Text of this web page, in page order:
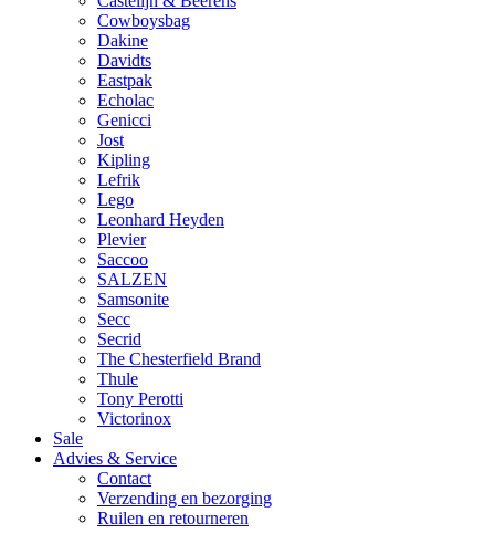
Cowboysbag
Dakine
Davidts
Eastpak
Echolac
Genicci
Jost
Kipling
Lefrik
Lego
Leonhard Heyden
Plevier
Saccoo
SALZEN
Samsonite
Secc
Secrid
The Chesterfield Brand
Thule
Tony Perotti
Victorinox
Sale
Advies & Service
Contact
Verzending en bezorging
Ruilen en retourneren